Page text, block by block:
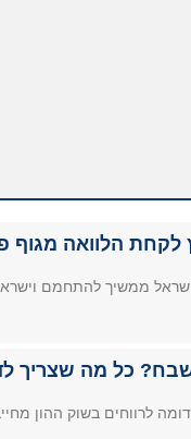
הלוואה מגוף
ממשיך להתחמם
כל מה שצריך
לרווחים בשוק ההון